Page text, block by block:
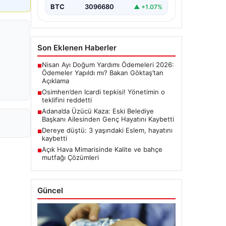
BTC 3096680 ▲ +1.07%
Son Eklenen Haberler
■Nisan Ayı Doğum Yardımı Ödemeleri 2026:
Ödemeler Yapıldı mı? Bakan Göktaş’tan
Açıklama
■Osimhen’den Icardi tepkisi! Yönetimin o
teklifini reddetti
■Adana’da Üzücü Kaza: Eski Belediye
Başkanı Ailesinden Genç Hayatını Kaybetti
■Dereye düştü: 3 yaşındaki Eslem, hayatını
kaybetti
■Açık Hava Mimarisinde Kalite ve bahçe
mutfağı Çözümleri
Güncel